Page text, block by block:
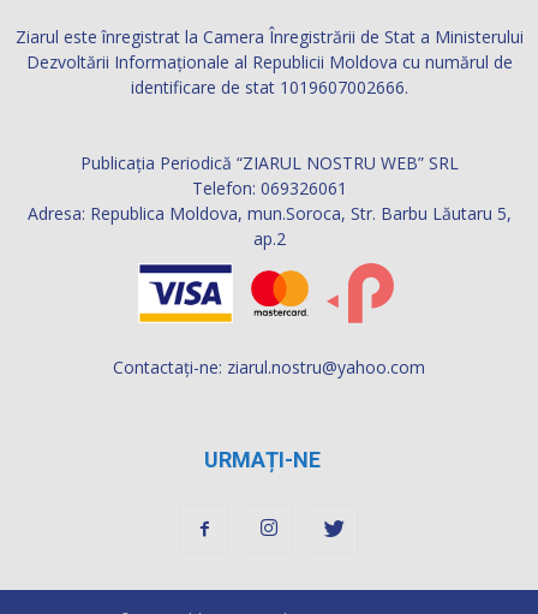
Ziarul este înregistrat la Camera Înregistrării de Stat a Ministerului
Dezvoltării Informaţionale al Republicii Moldova cu numărul de
identificare de stat 1019607002666.
Publicația Periodică “ZIARUL NOSTRU WEB” SRL
Telefon: 069326061
Adresa: Republica Moldova, mun.Soroca, Str. Barbu Lăutaru 5,
ap.2
Contactați-ne: ziarul.nostru@yahoo.com
URMAȚI-NE